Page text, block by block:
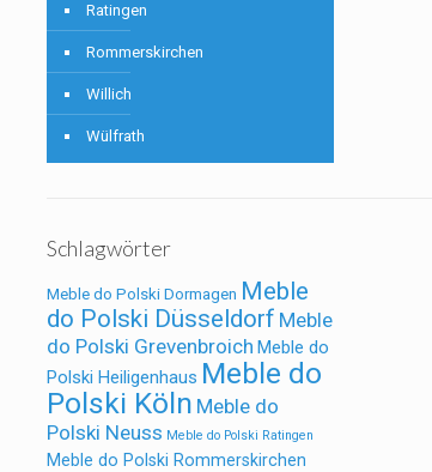
Ratingen
Rommerskirchen
Willich
Wülfrath
Schlagwörter
Meble do Polski Dormagen Meble
do Polski Düsseldorf Meble
do Polski Grevenbroich Meble do
Polski Heiligenhaus Meble do
Polski Köln Meble do
Polski Neuss Meble do Polski Ratingen
Meble do Polski Rommerskirchen